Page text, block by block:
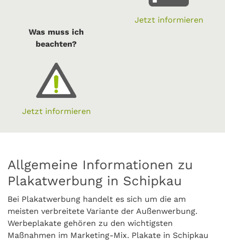
Jetzt informieren
Was muss ich
beachten?
Jetzt informieren
Allgemeine Informationen zu
Plakatwerbung in Schipkau
Bei Plakatwerbung handelt es sich um die am
meisten verbreitete Variante der Außenwerbung.
Werbeplakate gehören zu den wichtigsten
Maßnahmen im Marketing-Mix. Plakate in Schipkau